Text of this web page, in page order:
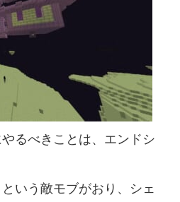
るべきことは、エンドシ
いう敵モブがおり、シェ